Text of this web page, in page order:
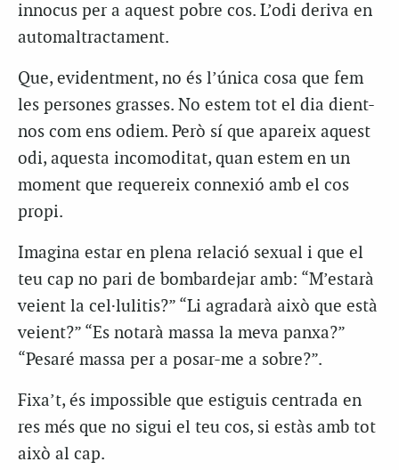
innocus per a aquest pobre cos. L’odi deriva en
automaltractament.
Que, evidentment, no és l’única cosa que fem
les persones grasses. No estem tot el dia dient-
nos com ens odiem. Però sí que apareix aquest
odi, aquesta incomoditat, quan estem en un
moment que requereix connexió amb el cos
propi.
Imagina estar en plena relació sexual i que el
teu cap no pari de bombardejar amb: “M’estarà
veient la cel·lulitis?” “Li agradarà això que està
veient?” “Es notarà massa la meva panxa?”
“Pesaré massa per a posar-me a sobre?”.
Fixa’t, és impossible que estiguis centrada en
res més que no sigui el teu cos, si estàs amb tot
això al cap.